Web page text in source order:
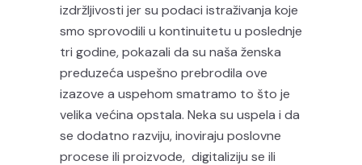
izdržljivosti jer su podaci istraživanja koje
smo sprovodili u kontinuitetu u poslednje
tri godine, pokazali da su naša ženska
preduzeća uspešno prebrodila ove
izazove a uspehom smatramo to što je
velika većina opstala. Neka su uspela i da
se dodatno razviju, inoviraju poslovne
procese ili proizvode, digitaliziju se ili